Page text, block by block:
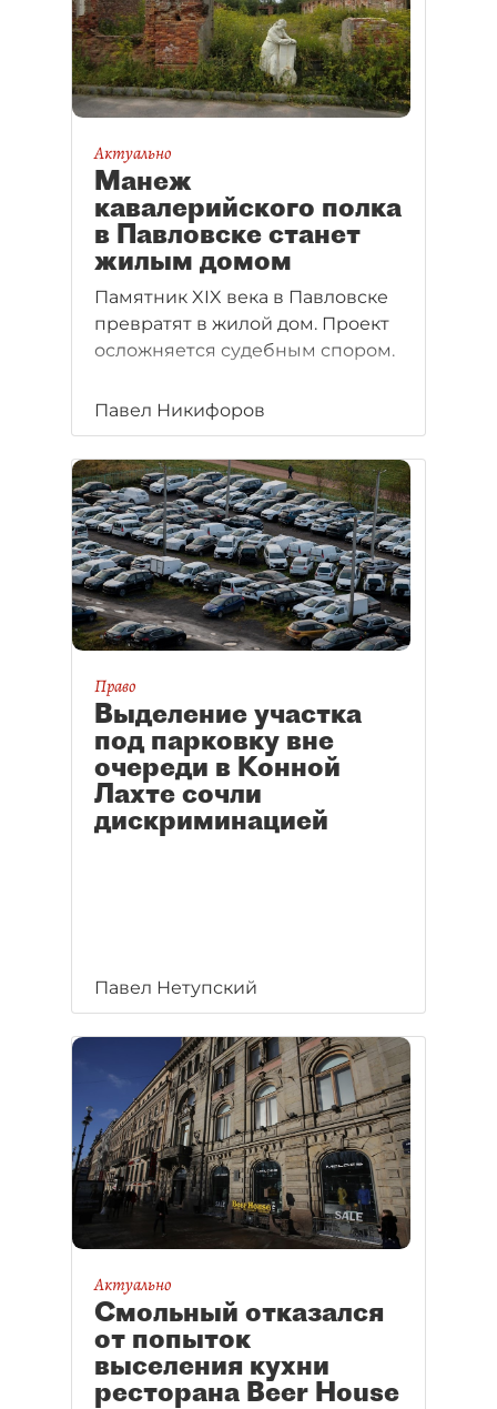
Актуально
Манеж
кавалерийского полка
в Павловске станет
жилым домом
Памятник XIX века в Павловске
превратят в жилой дом. Проект
осложняется судебным спором.
Павел Никифоров
Право
Выделение участка
под парковку вне
очереди в Конной
Лахте сочли
дискриминацией
Павел Нетупский
Актуально
Смольный отказался
от попыток
выселения кухни
ресторана Beer House